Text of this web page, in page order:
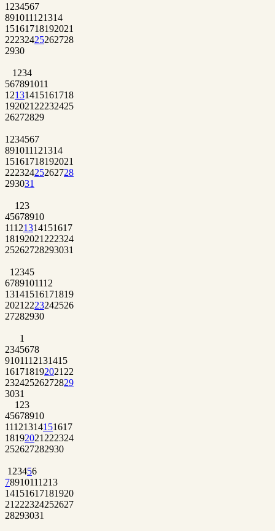
1 234567
891011121314
15161718192021
22232425262728
2930
1 234
567891011
12131415161718
192021 22232425
26272829
1 234567
891011121314
15161718192021
22232425262728
293031
1 23
45678910
11121314151617
18192021 222324
25262728293031
1 2345
6789101112
13141516171819
2021 2223242526
27282930
1
2345678
9101112131415
161718192021 22
23242526272829
3031
1 23
45678910
11121314151617
18192021 222324
252627282930
1 23456
78910111213
14151617181920
21 222324252627
28293031